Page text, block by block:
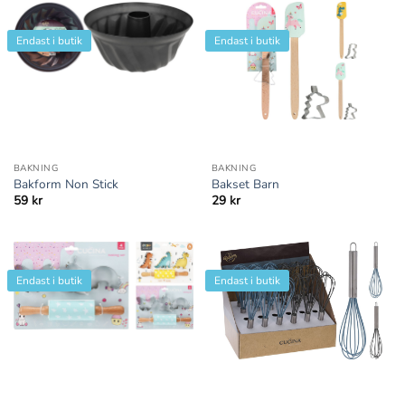
Endast i butik
BAKNING
Bakform Non Stick
59 kr
Endast i butik
BAKNING
Bakset Barn
29 kr
Endast i butik Endast i butik